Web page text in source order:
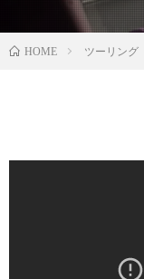
HOME ツーリング